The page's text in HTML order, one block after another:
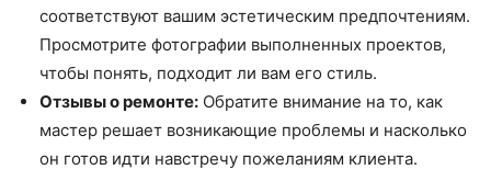
соответствуют вашим эстетическим предпочтениям.
Просмотрите фотографии выполненных проектов,
чтобы понять, подходит ли вам его стиль.
Отзывы о ремонте: Обратите внимание на то, как
мастер решает возникающие проблемы и насколько
он готов идти навстречу пожеланиям клиента.